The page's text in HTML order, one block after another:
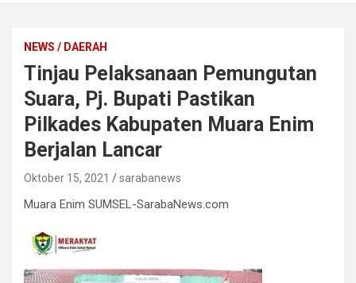
NEWS / DAERAH
Tinjau Pelaksanaan Pemungutan
Suara, Pj. Bupati Pastikan
Pilkades Kabupaten Muara Enim
Berjalan Lancar
Oktober 15, 2021 sarabanews
Muara Enim SUMSEL-SarabaNews.com